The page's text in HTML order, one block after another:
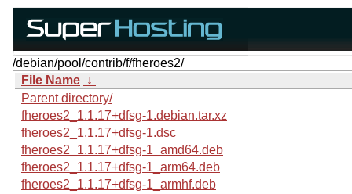
/debian/pool/contrib/f/fheroes2/
File Name ↓
Parent directory/
fheroes2_1.1.17+dfsg-1.debian.tar.xz
fheroes2_1.1.17+dfsg-1.dsc
fheroes2_1.1.17+dfsg-1_amd64.deb
fheroes2_1.1.17+dfsg-1_arm64.deb
fheroes2_1.1.17+dfsg-1_armhf.deb